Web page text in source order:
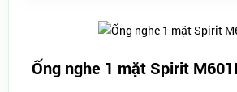
Ống nghe 1 mặt Spirit